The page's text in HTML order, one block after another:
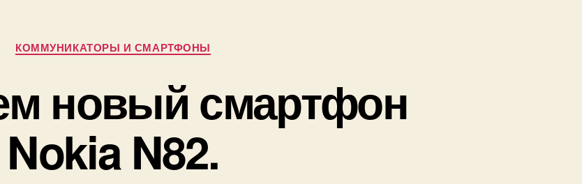
Рубрики
КОММУНИКАТОРЫ И СМАРТФОНЫ
новый смартфон
Nokia N82.